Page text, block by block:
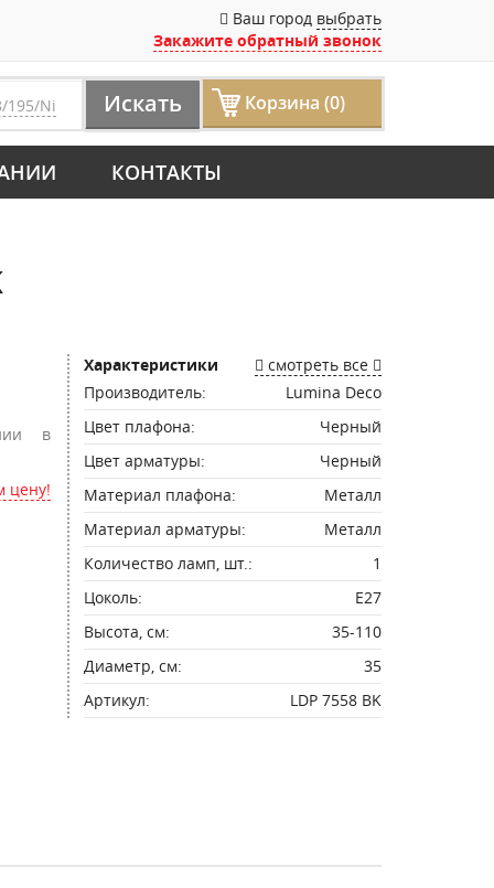
Ваш город выбрать
Закажите обратный звонок
195/Ni Искать Корзина (0)
КОНТАКТЫ
в
цену!
Характеристики
смотреть все
Производитель:
Lumina Deco
Цвет плафона:
Черный
Цвет арматуры:
Черный
Материал плафона:
Металл
Материал арматуры:
Металл
Количество ламп, шт.:
1
Цоколь:
E27
Высота, см:
35-110
Диаметр, см:
35
Артикул:
LDP 7558 BK